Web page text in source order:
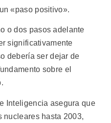
«paso positivo».
o dos pasos adelante
significativamente
debería ser dejar de
sobre el
Inteligencia asegura que
nucleares hasta 2003,